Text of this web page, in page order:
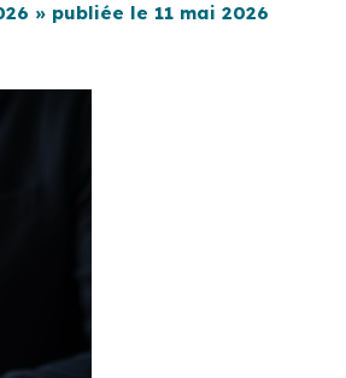
» publiée le 11 mai 2026